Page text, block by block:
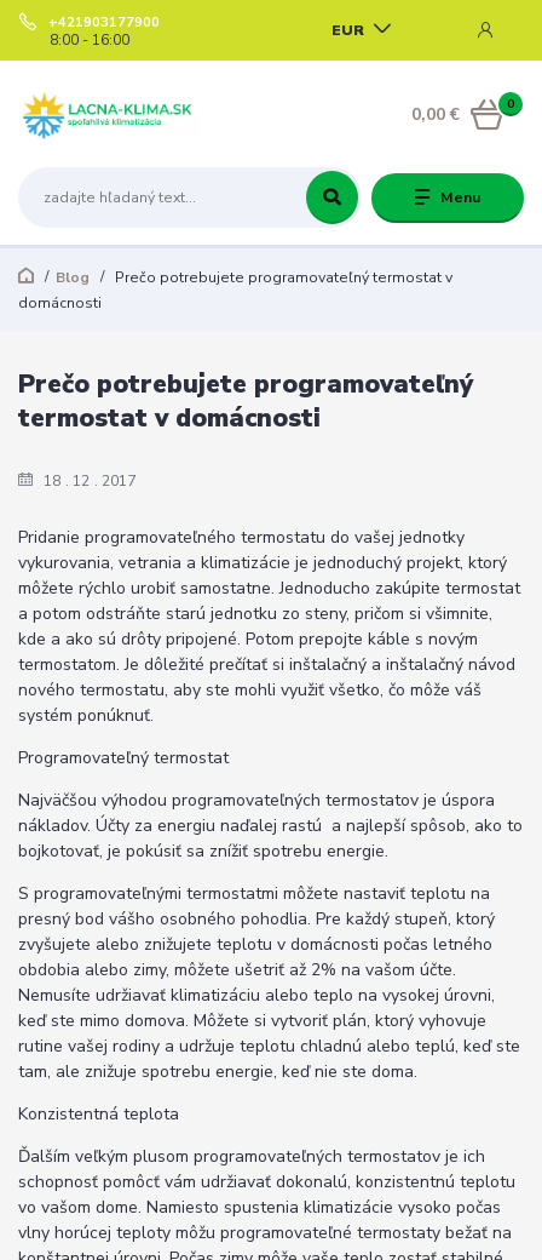
Menu
EUR
+421903177900
8:00 - 16:00
0
0,00 €
Blog
Prečo potrebujete programovateľný termostat v
domácnosti
18 12 2017
Prečo potrebujete programovateľný
termostat v domácnosti
Pridanie programovateľného termostatu do vašej jednotky
vykurovania, vetrania a klimatizácie je jednoduchý projekt, ktorý
môžete rýchlo urobiť samostatne. Jednoducho zakúpite termostat
a potom odstráňte starú jednotku zo steny, pričom si všimnite,
kde a ako sú drôty pripojené. Potom prepojte káble s novým
termostatom. Je dôležité prečítať si inštalačný a inštalačný návod
nového termostatu, aby ste mohli využiť všetko, čo môže váš
systém ponúknuť.
Programovateľný termostat
Najväčšou výhodou programovateľných termostatov je úspora
nákladov. Účty za energiu naďalej rastú a najlepší spôsob, ako to
bojkotovať, je pokúsiť sa znížiť spotrebu energie.
S programovateľnými termostatmi môžete nastaviť teplotu na
presný bod vášho osobného pohodlia. Pre každý stupeň, ktorý
zvyšujete alebo znižujete teplotu v domácnosti počas letného
obdobia alebo zimy, môžete ušetriť až 2% na vašom účte.
Nemusíte udržiavať klimatizáciu alebo teplo na vysokej úrovni,
keď ste mimo domova. Môžete si vytvoriť plán, ktorý vyhovuje
rutine vašej rodiny a udržuje teplotu chladnú alebo teplú, keď ste
tam, ale znižuje spotrebu energie, keď nie ste doma.
Konzistentná teplota
Ďalším veľkým plusom programovateľných termostatov je ich
schopnosť pomôcť vám udržiavať dokonalú, konzistentnú teplotu
vo vašom dome. Namiesto spustenia klimatizácie vysoko počas
vlny horúcej teploty môžu programovateľné termostaty bežať na